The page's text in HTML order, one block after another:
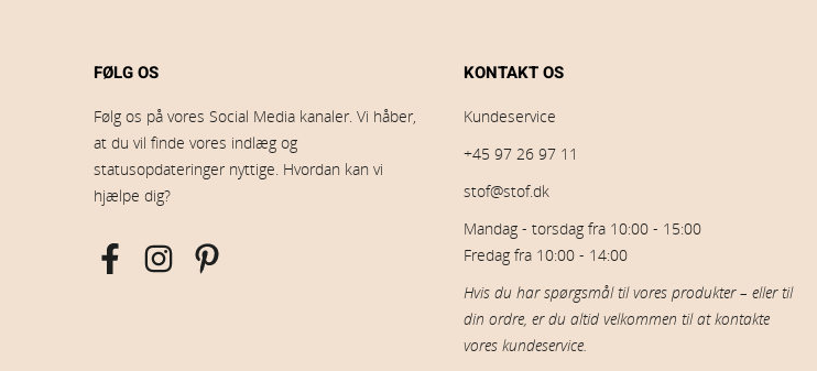
FØLG OS
Følg os på vores Social Media kanaler. Vi håber,
at du vil finde vores indlæg og
statusopdateringer nyttige. Hvordan kan vi
hjælpe dig?
KONTAKT OS
Kundeservice
+45 97 26 97 11
stof@stof.dk
Mandag - torsdag fra 10:00 - 15:00
Fredag fra 10:00 - 14:00
Hvis du har spørgsmål til vores produkter – eller til
din ordre, er du altid velkommen til at kontakte
vores kundeservice.